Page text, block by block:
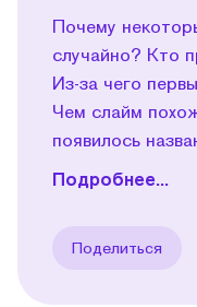
Почему
случайно? Кто
Из-за чего
Чем слайм
появилось
Подробнее...
Поделиться